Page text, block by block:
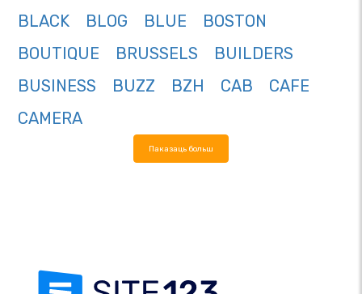
BLACK
BLOG BLUE
BOSTON
BOUTIQUE
BRUSSELS
BUILDERS
BUSINESS
BUZZ BZH CAB
CAFE
CAMERA
Паказаць больш